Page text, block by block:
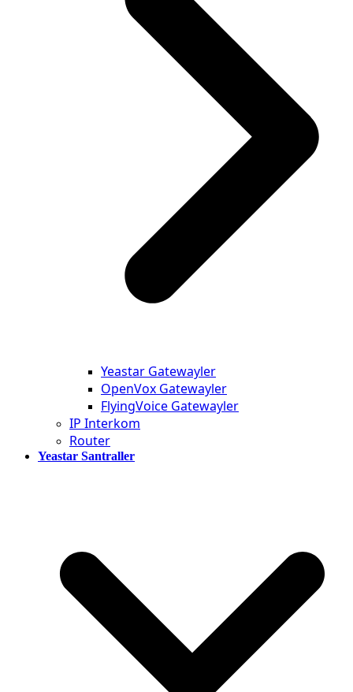
Yeastar Gatewayler
OpenVox Gatewayler
FlyingVoice Gatewayler
IP Interkom
Router
Yeastar Santraller